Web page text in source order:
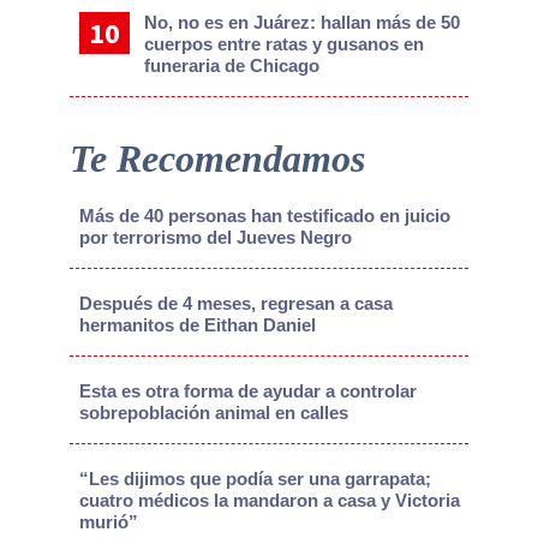
No, no es en Juárez: hallan más de 50
cuerpos entre ratas y gusanos en
funeraria de Chicago
Te Recomendamos
Más de 40 personas han testificado en juicio
por terrorismo del Jueves Negro
Después de 4 meses, regresan a casa
hermanitos de Eithan Daniel
Esta es otra forma de ayudar a controlar
sobrepoblación animal en calles
“Les dijimos que podía ser una garrapata;
cuatro médicos la mandaron a casa y Victoria
murió”